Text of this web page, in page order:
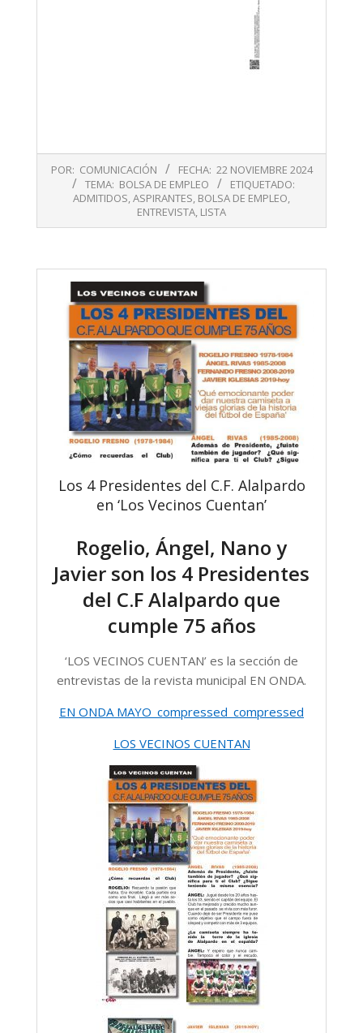
11-
POR: COMUNICACIÓN FECHA: 22 NOVIEMBRE 2024
TEMA: BOLSA DE EMPLEO
ETIQUETADO:
ADMITIDOS,ASPIRANTES, BOLSA DE EMPLEO,
ENTREVISTA, LISTA
Los 4 Presidentes del C.F. Alalpardo
en ‘Los Vecinos Cuentan’
Rogelio, Ángel, Nano y
Javier son los 4 Presidentes
del C.F Alalpardo que
cumple 75 años
‘LOS VECINOS CUENTAN’ es la sección de
entrevistas de la revista municipal EN ONDA.
EN ONDA MAYO_compressed_compressed
LOS VECINOS CUENTAN